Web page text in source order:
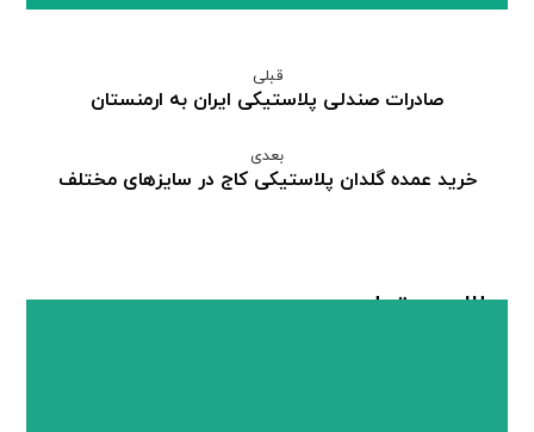
قبلی
صادرات صندلی پلاستیکی ایران به ارمنستان
بعدی
خرید عمده گلدان پلاستیکی کاج در سایزهای مختلف
مطالب مرتبط ...